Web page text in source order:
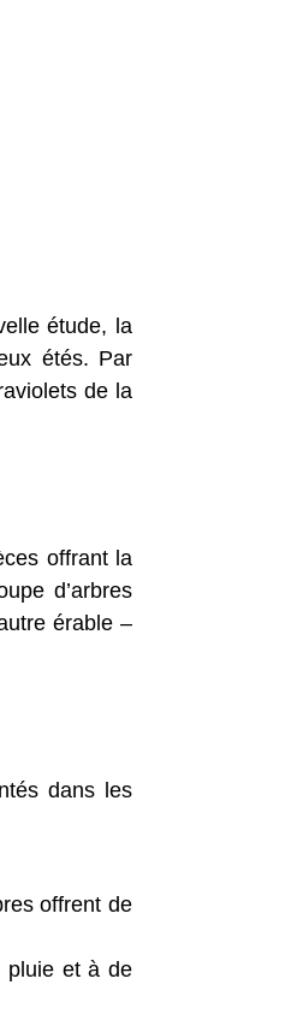
étude, la
étés. Par
de la
offrant la
d’arbres
érable –
dans les
offrent de
pluie et à de